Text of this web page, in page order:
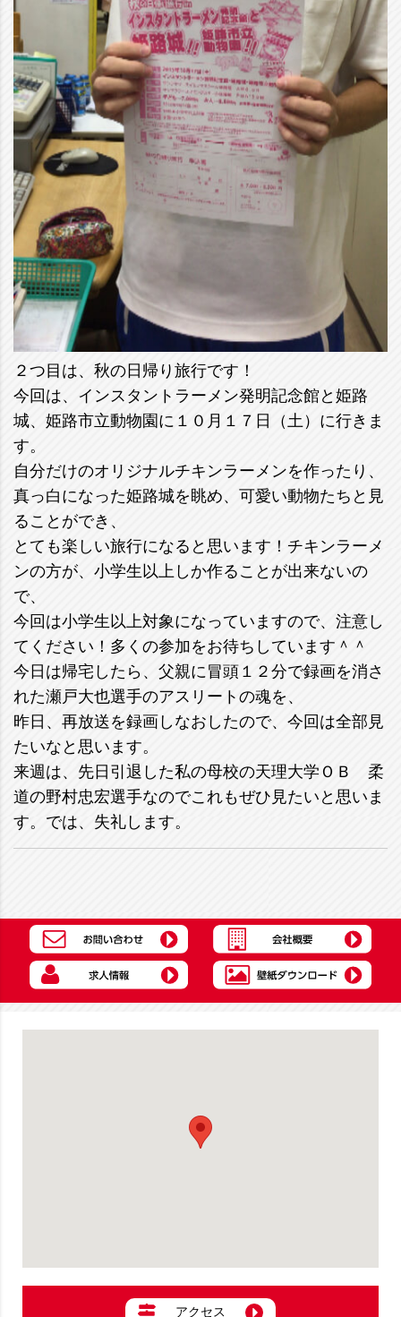
２つ目は、秋の日帰り旅行です！
今回は、インスタントラーメン発明記念館と姫路
城、姫路市立動物園に１０月１７日（土）に行きま
す。
自分だけのオリジナルチキンラーメンを作ったり、
真っ白になった姫路城を眺め、可愛い動物たちと見
ることができ、
とても楽しい旅行になると思います！チキンラーメ
ンの方が、小学生以上しか作ることが出来ないの
で、
今回は小学生以上対象になっていますので、注意し
てください！多くの参加をお待ちしています＾＾
今日は帰宅したら、父親に冒頭１２分で録画を消さ
れた瀬戸大也選手のアスリートの魂を、
昨日、再放送を録画しなおしたので、今回は全部見
たいなと思います。
来週は、先日引退した私の母校の天理大学ＯＢ 柔
道の野村忠宏選手なのでこれもぜひ見たいと思いま
す。では、失礼します。
アクセス